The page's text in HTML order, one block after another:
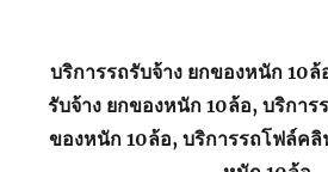
บริการรถรับจ้าง ยกของหนัก 10ล้
รับจ้าง ยกของหนัก 10ล้อ, บริการ
ของหนัก 10ล้อ, บริการรถโฟล์คลิ